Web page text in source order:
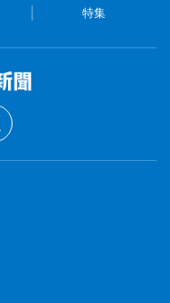
特集